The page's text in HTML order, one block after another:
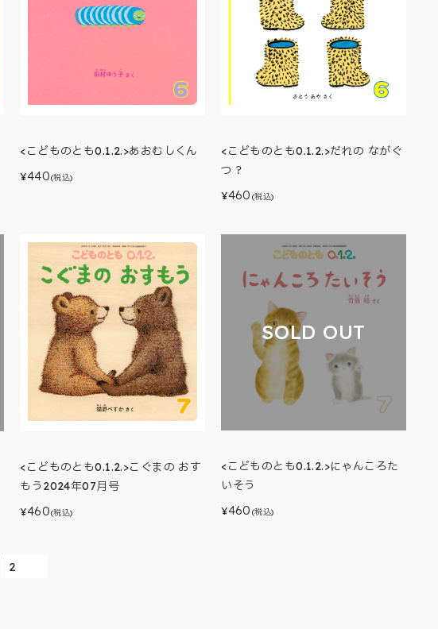
<こどものとも0.1.2.>あおむしくん
¥440(税込)
<こどものとも0.1.2.>だれの ながぐ
つ？
¥460 (税込)
<こどものとも0.1.2.>こぐまの おす
もう2024年07月号
¥460(税込)
SOLD OUT
<こどものとも0.1.2.>にゃんころた
いそう
¥460 (税込)
2